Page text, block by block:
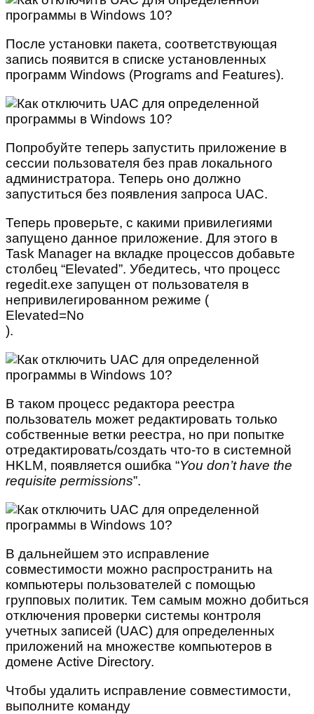
После установки пакета, соответствующая
запись появится в списке установленных
программ Windows (Programs and Features).
Попробуйте теперь запустить приложение в
сессии пользователя без прав локального
администратора. Теперь оно должно
запуститься без появления запроса UAC.
Теперь проверьте, с какими привилегиями
запущено данное приложение. Для этого в
Task Manager на вкладке процессов добавьте
столбец “Elevated”. Убедитесь, что процесс
regedit.exe запущен от пользователя в
непривилегированном режиме (
Elevated=No
).
В таком процесс редактора реестра
пользователь может редактировать только
собственные ветки реестра, но при попытке
отредактировать/создать что-то в системной
HKLM, появляется ошибка “You don’t have the
requisite permissions”.
В дальнейшем это исправление
совместимости можно распространить на
компьютеры пользователей с помощью
групповых политик. Тем самым можно добиться
отключения проверки системы контроля
учетных записей (UAC) для определенных
приложений на множестве компьютеров в
домене Active Directory.
Чтобы удалить исправление совместимости,
выполните команду